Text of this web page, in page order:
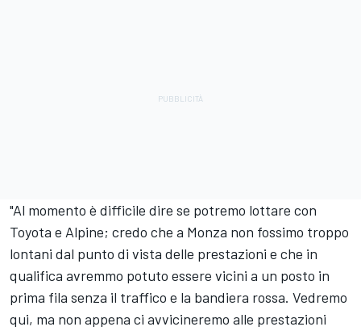
"Al momento è difficile dire se potremo lottare con
Toyota e Alpine; credo che a Monza non fossimo troppo
lontani dal punto di vista delle prestazioni e che in
qualifica avremmo potuto essere vicini a un posto in
prima fila senza il traffico e la bandiera rossa. Vedremo
qui, ma non appena ci avvicineremo alle prestazioni